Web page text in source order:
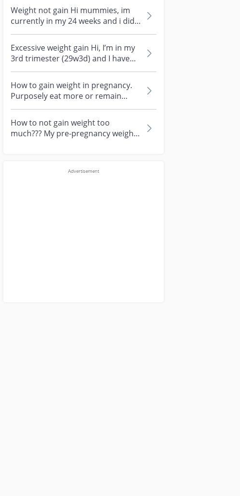
Weight not gain Hi mummies, im
currently in my 24 weeks and i did
not gain any weight at all.. My or...
Excessive weight gain Hi, I’m in my
3rd trimester (29w3d) and I have
already gained almost 15kg... m...
How to gain weight in pregnancy.
Purposely eat more or remain
unchange ? Hi All, I understand that
w...
How to not gain weight too
much??? My pre-pregnancy weight